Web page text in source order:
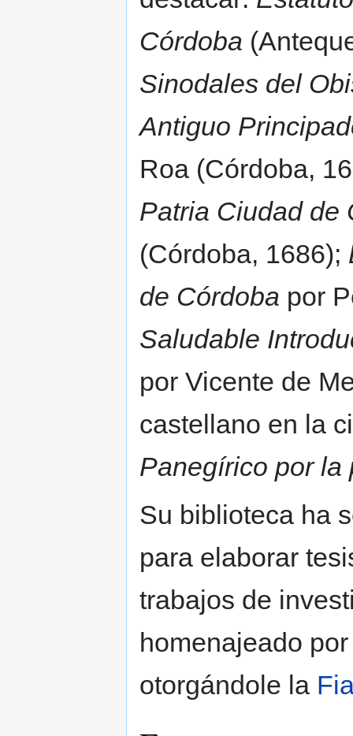
Córdoba
Sinodales del
Antiguo
Roa (Córdoba,
Patria Ciudad de
(Córdoba, 1686);
de Córdoba por
Saludable
por Vicente de
castellano en la
Panegírico por la
Su biblioteca ha
para elaborar
trabajos de
homenajeado
otorgándole la